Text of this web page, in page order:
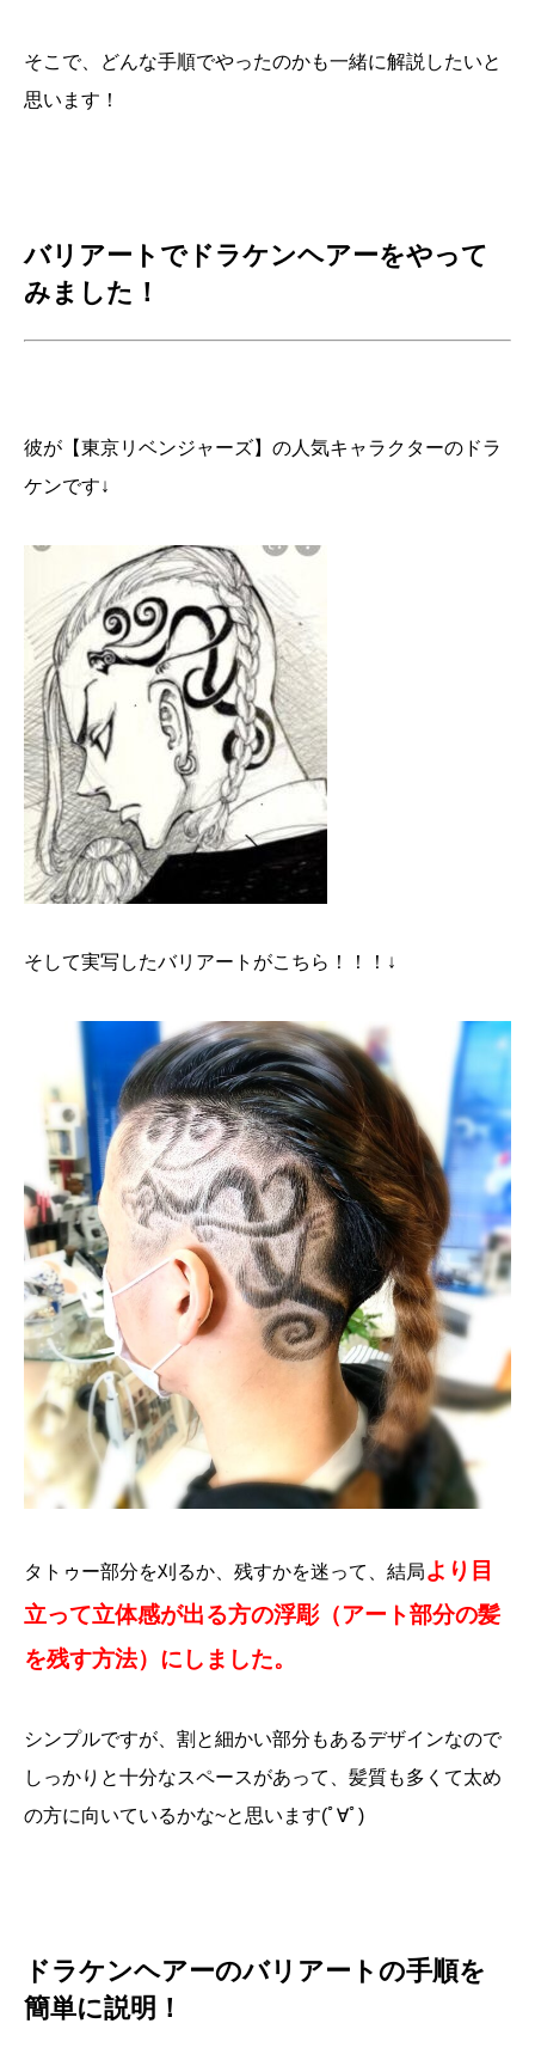
そこで、どんな手順でやったのかも一緒に解説したいと
思います！
バリアートでドラケンヘアーをやって
みました！
彼が【東京リベンジャーズ】の人気キャラクターのドラ
ケンです↓
そして実写したバリアートがこちら！！！↓
タトゥー部分を刈るか、残すかを迷って、結局より目
立って立体感が出る方の浮彫（アート部分の髪
を残す方法）にしました。
シンプルですが、割と細かい部分もあるデザインなので
しっかりと十分なスペースがあって、髪質も多くて太め
の方に向いているかな~と思います(ﾟ∀ﾟ)
ドラケンヘアーのバリアートの手順を
簡単に説明！